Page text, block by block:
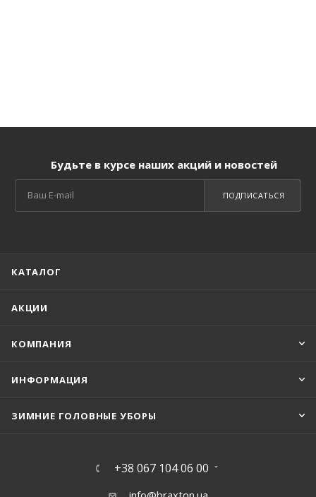
Будьте в курсе наших акций и новостей
ПОДПИСАТЬСЯ
КАТАЛОГ
АКЦИИ
КОМПАНИЯ
ИНФОРМАЦИЯ
ЗИМНИЕ ГОЛОВНЫЕ УБОРЫ
+38 067 104 06 00